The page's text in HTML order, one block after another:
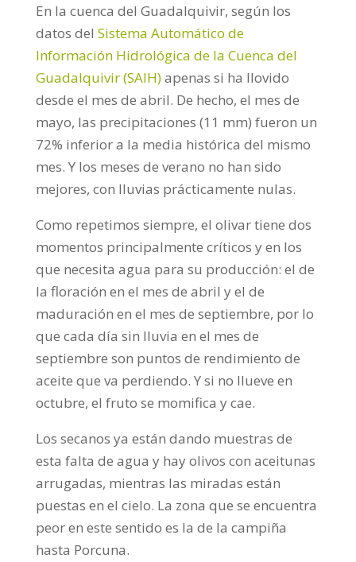
En la cuenca del Guadalquivir, según los
datos del Sistema Automático de
Información Hidrológica de la Cuenca del
Guadalquivir (SAIH)apenas si ha llovido
desde el mes de abril. De hecho, el mes de
mayo, las precipitaciones (11 mm) fueron un
72% inferior a la media histórica del mismo
mes. Y los meses de verano no han sido
mejores, con lluvias prácticamente nulas.
Como repetimos siempre, el olivar tiene dos
momentos principalmente críticos y en los
que necesita agua para su producción: el de
la floración en el mes de abril y el de
maduración en el mes de septiembre, por lo
que cada día sin lluvia en el mes de
septiembre son puntos de rendimiento de
aceite que va perdiendo. Y si no llueve en
octubre, el fruto se momifica y cae.
Los secanos ya están dando muestras de
esta falta de agua y hay olivos con aceitunas
arrugadas, mientras las miradas están
puestas en el cielo. La zona que se encuentra
peor en este sentido es la de la campiña
hasta Porcuna.